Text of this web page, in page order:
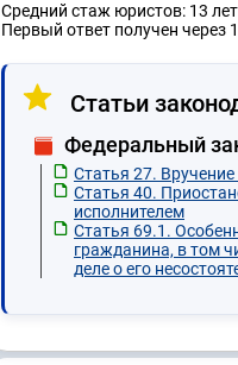
Средний стаж юристов: 13 лет
Первый ответ получен через
Статьи
Федеральный
Статья 27.
Статья 40.
исполнителем
Статья 69.1.
гражданина, в том
деле о его